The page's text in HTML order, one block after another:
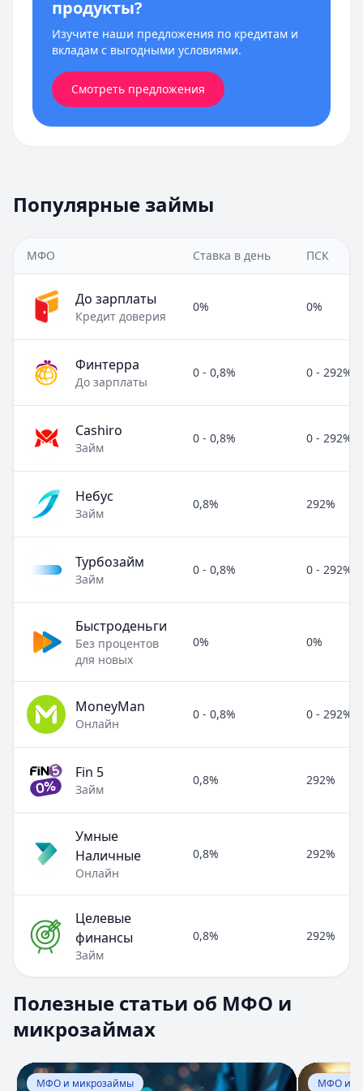
продукты?
Изучите наши предложения по кредитам и
вкладам с выгодными условиями.
Смотреть предложения
Популярные займы
МФО Ставка в день ПСК
До зарплаты
Кредит доверия
0% 0%
Финтерра
До зарплаты
0 - 0,8% 0 - 292%
Cashiro
Займ
0 - 0,8% 0 - 292%
Небус
Займ
0,8% 292%
Турбозайм
Займ
0 - 0,8% 0 - 292%
Быстроденьги
Без процентов
для новых
0% 0%
MoneyMan
Онлайн
0 - 0,8% 0 - 292%
Fin 5
Займ
0,8% 292%
Умные
Наличные
Онлайн
0,8% 292%
Целевые
финансы
Займ
0,8% 292%
Раздел:МФО и микрозаймы. Всего статей: 8.
Займ под расписку
Нужны деньги срочно? Рассмотрите займ под
Опубликовано:17 ноября 2025 г.
Категория: МФО и микрозаймы
Полезные статьи об МФО и
микрозаймах
Перейти к статье:Займ под расписку
МФО и микрозаймы
Перейти
МФО и